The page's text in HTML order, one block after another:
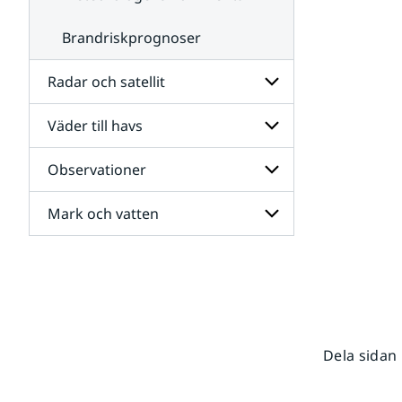
Brandriskprognoser
Radar och satellit
Undersidor
för
Radar
och
satellit
Väder till havs
Undersidor
för
Väder
till
havs
Observationer
Undersidor
för
Mark och vatten
Dela sidan